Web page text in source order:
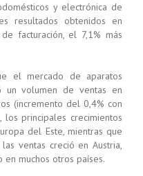
y electrónica de
resultados obtenidos en
facturación, el 7,1% más
el mercado de aparatos
un volumen de ventas en
(incremento del 0,4% con
principales crecimientos
del Este, mientras que
ventas creció en Austria,
en muchos otros países.